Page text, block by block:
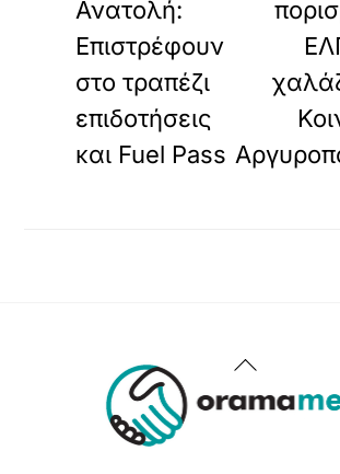
Ανατολή:
Επιστρέφουν
στο τραπέζι
επιδοτήσεις
και Fuel Pass
Back
To